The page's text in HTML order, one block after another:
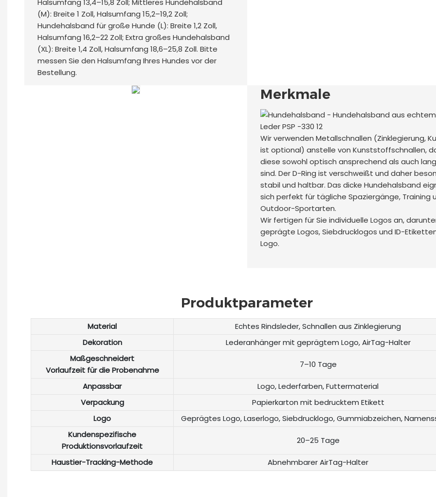
Halsumfang 13,4–15,8 Zoll; Mittleres Hundehalsband
(M): Breite 1 Zoll, Halsumfang 15,2–19,2 Zoll;
Hundehalsband für große Hunde (L): Breite 1,2 Zoll,
Halsumfang 16,2–22 Zoll; Extra großes Hundehalsband
(XL): Breite 1,4 Zoll, Halsumfang 18,6–25,8 Zoll. Bitte
messen Sie den Halsumfang Ihres Hundes vor der
Bestellung.
Merkmale
Wir verwenden Metallschnallen (Zinklegierung,
ist optional) anstelle von Kunststoffschnallen,
diese sowohl optisch ansprechend als auch
sind. Der D-Ring ist verschweißt und daher
stabil und haltbar. Das dicke Hundehalsband
sich perfekt für tägliche Spaziergänge, Training
Outdoor-Sportarten.
Wir fertigen für Sie individuelle Logos an,
geprägte Logos, Siebdrucklogos und ID-
Logo.
Produktparameter
Material
Echtes Rindsleder, Schnallen aus Zinklegierung
Dekoration
Lederanhänger mit geprägtem Logo, AirTag-Halter
Maßgeschneidert
Vorlaufzeit für die Probenahme
7–10 Tage
Anpassbar
Logo, Lederfarben, Futtermaterial
Verpackung
Papierkarton mit bedrucktem Etikett
Logo
Geprägtes Logo, Laserlogo, Siebdrucklogo, Gummiabzeichen,
Kundenspezifische
Produktionsvorlaufzeit
20–25 Tage
Haustier-Tracking-Methode Abnehmbarer AirTag-Halter